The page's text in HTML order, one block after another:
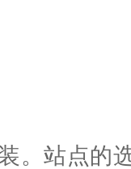
站点的选